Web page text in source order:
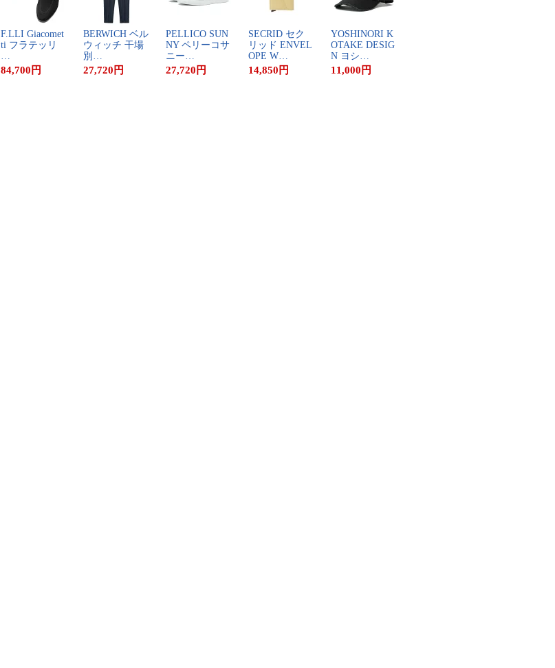
F​.​L​L​I​ ​G​i​a​c​o​m​e​t​
t​i​ ​フ​ラ​テ​ッ​リ​
…
84,700 円
B​E​R​W​I​C​H​ ​ベ​ル​
ウ​ィ​ッ​チ​ ​干​場​
別​…
27,720 円
P​E​L​L​I​C​O​ ​S​U​N​
N​Y​ ​ペ​リ​ー​コ​サ​
ニ​ー​…
27,720 円
S​E​C​R​I​D​ ​セ​ク​
リ​ッ​ド​ ​E​N​V​E​L​
O​P​E​ ​W​…
14,850 円
Y​O​S​H​I​N​O​R​I​ ​K​
O​T​A​K​E​ ​D​E​S​I​G​
N​ ​ヨ​シ​…
11,000 円